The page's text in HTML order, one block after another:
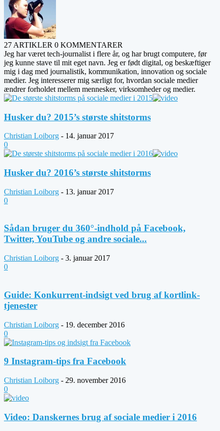
27 ARTIKLER 0 KOMMENTARER
Jeg har været tech-journalist i flere år, og har brugt computere, før
jeg kunne stave til mit eget navn. Jeg er født digital, og beskæftiger
mig i dag med journalistik, kommunikation, innovation og sociale
medier. Jeg interesserer mig særligt for, hvordan sociale medier
ændrer forholdet mellem mennesker, virksomheder og medier.
Husker du? 2015’s største shitstorms
Christian Loiborg - 14. januar 2017
0
Husker du? 2016’s største shitstorms
Christian Loiborg - 13. januar 2017
0
Sådan bruger du 360°-indhold på Facebook,
Twitter, YouTube og andre sociale...
Christian Loiborg - 3. januar 2017
0
Guide: Konkurrent-indsigt ved brug af kortlink-
tjenester
Christian Loiborg - 19. december 2016
0
9 Instagram-tips fra Facebook
Christian Loiborg - 29. november 2016
0
Video: Danskernes brug af sociale medier i 2016